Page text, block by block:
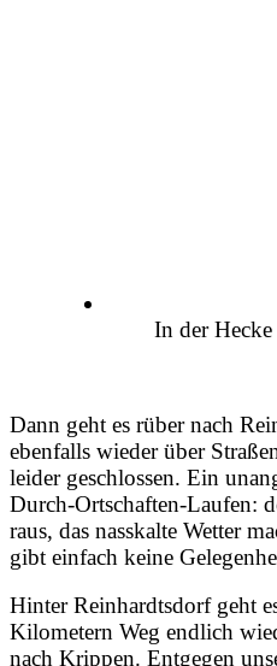
In der Hecke
Dann geht es rüber nach
ebenfalls wieder über
leider geschlossen. Ein
Durch-Ortschaften-Laufen:
raus, das nasskalte Wetter
gibt einfach keine
Hinter Reinhardtsdorf geht
Kilometern Weg endlich
nach Krippen. Entgegen